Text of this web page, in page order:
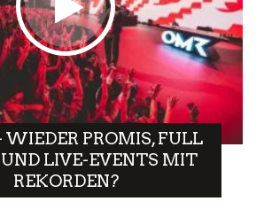
WIEDER PROMIS, FULL
LIVE-EVENTS MIT
REKORDEN?